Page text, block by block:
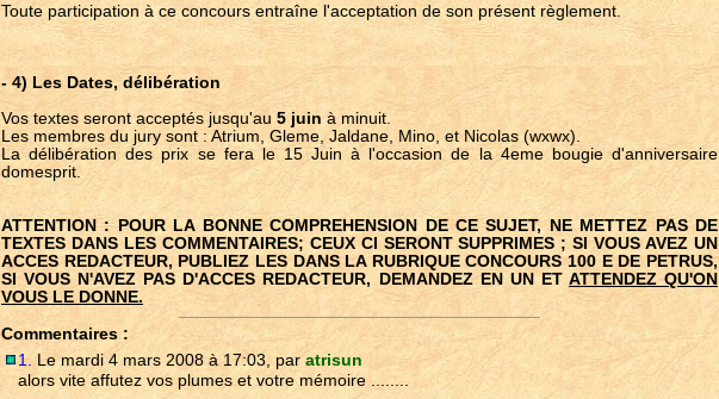
Toute participation à ce concours entraîne l'acceptation de son présent règlement.
- 4) Les Dates, délibération
Vos textes seront acceptés jusqu'au 5 juin à minuit.
Les membres du jury sont : Atrium, Gleme, Jaldane, Mino, et Nicolas (wxwx).
La délibération des prix se fera le 15 Juin à l'occasion de la 4eme bougie d'anniversaire
domesprit.
ATTENTION : POUR LA BONNE COMPREHENSION DE CE SUJET, NE METTEZ PAS DE
TEXTES DANS LES COMMENTAIRES; CEUX CI SERONT SUPPRIMES ; SI VOUS AVEZ UN
ACCES REDACTEUR, PUBLIEZ LES DANS LA RUBRIQUE CONCOURS 100 E DE PETRUS,
SI VOUS N'AVEZ PAS D'ACCES REDACTEUR, DEMANDEZ EN UN ET ATTENDEZ QU'ON
VOUS LE DONNE.
Commentaires :
1. Le mardi 4 mars 2008 à 17:03, paratrisun
alors vite affutez vos plumes et votre mémoire ........